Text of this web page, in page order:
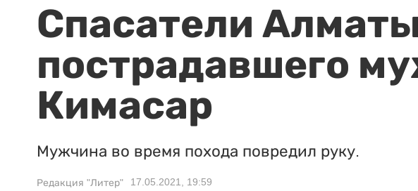
Спасатели
пострадавшего
Кимасар
Мужчина во время похода повредил руку.
Редакция "Литер" 17.05.2021, 19:59